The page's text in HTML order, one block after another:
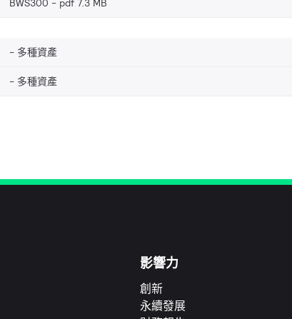
BWS300 pdf 7.3 MB
多種資產
多種資產
影響力
創新
永續發展